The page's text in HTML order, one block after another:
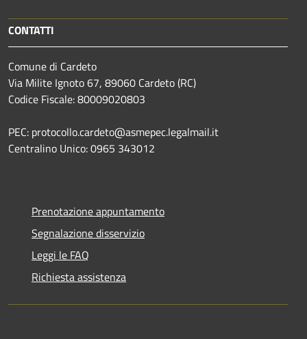
CONTATTI
Comune di Cardeto
Via Milite Ignoto 67, 89060 Cardeto (RC)
Codice Fiscale: 80009020803
PEC: protocollo.cardeto@asmepec.legalmail.it
Centralino Unico: 0965 343012
Prenotazione appuntamento
Segnalazione disservizio
Leggi le FAQ
Richiesta assistenza